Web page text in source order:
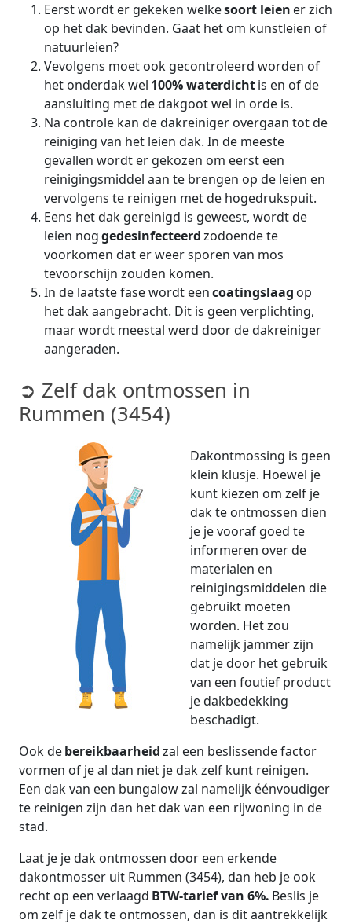
Eerst wordt er gekeken welkesoort leien er zich
op het dak bevinden. Gaat het om kunstleien of
natuurleien?
Vevolgens moet ook gecontroleerd worden of
het onderdak wel 100% waterdichtis en of de
aansluiting met de dakgoot wel in orde is.
Na controle kan de dakreiniger overgaan tot de
reiniging van het leien dak. In de meeste
gevallen wordt er gekozen om eerst een
reinigingsmiddel aan te brengen op de leien en
vervolgens te reinigen met de hogedrukspuit.
Eens het dak gereinigd is geweest, wordt de
leien noggedesinfecteerdzodoende te
voorkomen dat er weer sporen van mos
tevoorschijn zouden komen.
In de laatste fase wordt eencoatingslaag op
het dak aangebracht. Dit is geen verplichting,
maar wordt meestal werd door de dakreiniger
aangeraden.
➲ Zelf dak ontmossen in
Rummen (3454)
Dakontmossing is geen
klein klusje. Hoewel je
kunt kiezen om zelf je
dak te ontmossen dien
je je vooraf goed te
informeren over de
materialen en
reinigingsmiddelen die
gebruikt moeten
worden. Het zou
namelijk jammer zijn
dat je door het gebruik
van een foutief product
je dakbedekking
beschadigt.
Ook debereikbaarheidzal een beslissende factor
vormen of je al dan niet je dak zelf kunt reinigen.
Een dak van een bungalow zal namelijk éénvoudiger
te reinigen zijn dan het dak van een rijwoning in de
stad.
Laat je je dak ontmossen door een erkende
dakontmosser uit Rummen (3454), dan heb je ook
recht op een verlaagd BTW-tarief van 6%. Beslis je
om zelf je dak te ontmossen, dan is dit aantrekkelijk